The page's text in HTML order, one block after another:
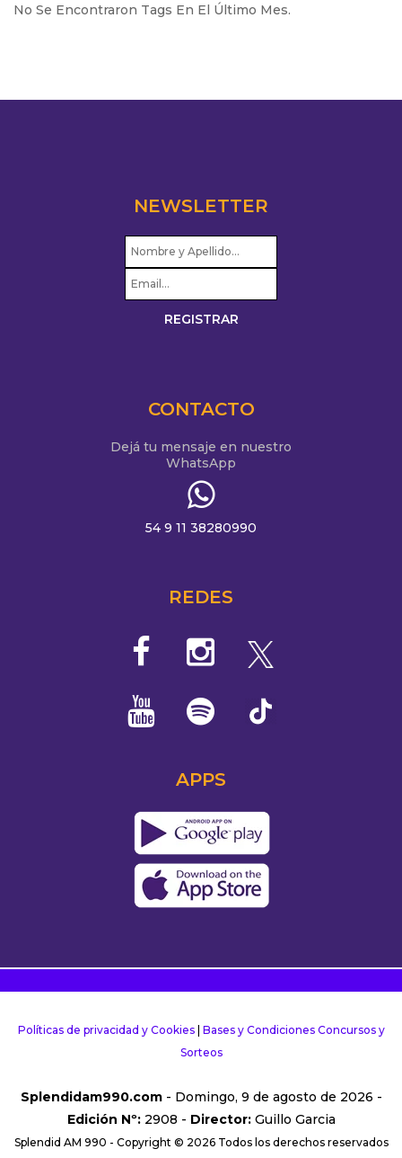
No Se Encontraron Tags En El Último Mes.
NEWSLETTER
CONTACTO
Dejá tu mensaje en nuestro
WhatsApp
54 9 11 38280990
REDES
APPS
Políticas de privacidad y Cookies| Bases y Condiciones Concursos y
Sorteos
Splendidam990.com- Domingo, 9 de agosto de 2026 -
Edición Nº:2908 - Director:Guillo Garcia
Splendid AM 990 - Copyright © 2026 Todos los derechos reservados